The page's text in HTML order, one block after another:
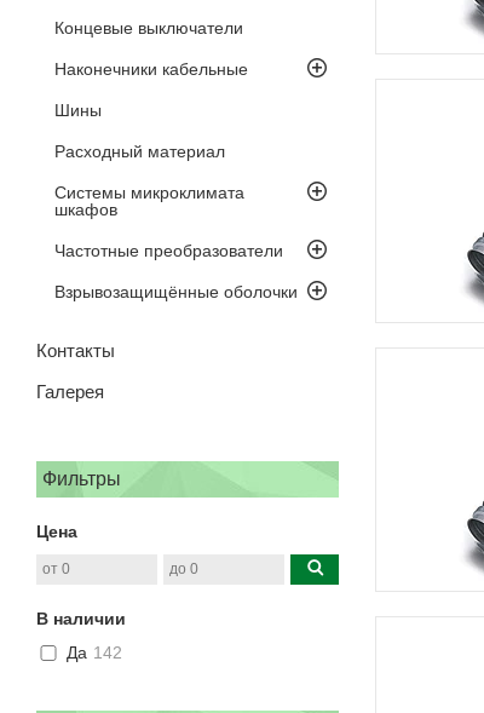
Концевые выключатели
Наконечники кабельные
Шины
Расходный материал
Системы микроклимата
шкафов
Частотные преобразователи
Взрывозащищённые оболочки
Контакты
Галерея
Фильтры
Цена
В наличии
Да 142